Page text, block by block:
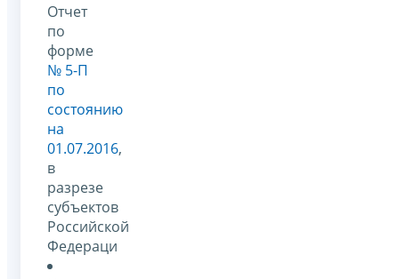
Отчет
по
форме
№ 5-П
по
состоянию
на
01.07.2016,
в
разрезе
субъектов
Российской
Федераци